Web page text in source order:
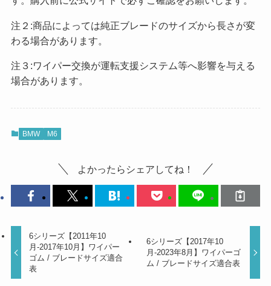
注２:商品によっては純正ブレードのサイズから長さが変
わる場合があります。
注３:ワイパー交換が運転支援システム等へ影響を与える
場合があります。
BMW M6
よかったらシェアしてね！
6シリーズ【2011年10
月-2017年10月】ワイパー
ゴム / ブレードサイズ適合
表
6シリーズ【2017年10
月-2023年8月】ワイパーゴ
ム / ブレードサイズ適合表